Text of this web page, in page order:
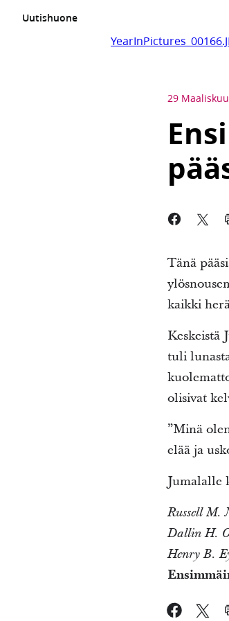
Uutishuone
29
Tänä
kaikki
Keskeistä
tuli
olisivat
”Minä
elää ja
Jumalalle
Russell M.
Dallin H.
Henry B.